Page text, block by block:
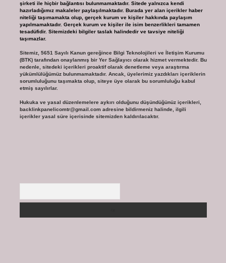
şirketi ile hiçbir bağlantısı bulunmamaktadır. Sitede yalnızca kendi
hazırladığımız makaleler paylaşılmaktadır. Burada yer alan içerikler haber
niteliği taşımamakta olup, gerçek kurum ve kişiler hakkında paylaşım
yapılmamaktadır. Gerçek kurum ve kişiler ile isim benzerlikleri tamamen
tesadüfidir. Sitemizdeki bilgiler taslak halindedir ve tavsiye niteliği
taşımazlar.
Sitemiz, 5651 Sayılı Kanun gereğince Bilgi Teknolojileri ve İletişim Kurumu
(BTK) tarafından onaylanmış bir Yer Sağlayıcı olarak hizmet vermektedir. Bu
nedenle, sitedeki içerikleri proaktif olarak denetleme veya araştırma
yükümlülüğümüz bulunmamaktadır. Ancak, üyelerimiz yazdıkları içeriklerin
sorumluluğunu taşımakta olup, siteye üye olarak bu sorumluluğu kabul
etmiş sayılırlar.
Hukuka ve yasal düzenlemelere aykırı olduğunu düşündüğünüz içerikleri,
backlinkpanelicomtr@gmail.comadresine bildirmeniz halinde, ilgili
içerikler yasal süre içerisinde sitemizden kaldırılacaktır.